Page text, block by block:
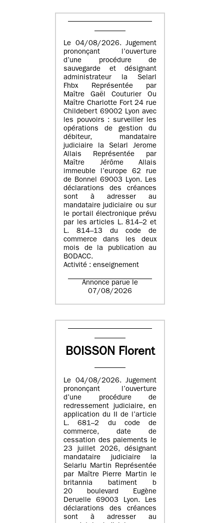
Le 04/08/2026. Jugement
prononçant l’ouverture
d’une procédure de
sauvegarde et désignant
administrateur la Selarl
Fhbx Représentée par
Maître Gaël Couturier Ou
Maître Charlotte Fort 24 rue
Childebert 69002 Lyon avec
les pouvoirs : surveiller les
opérations de gestion du
débiteur, mandataire
judiciaire la Selarl Jerome
Allais Représentée par
Maître Jérôme Allais
immeuble l’europe 62 rue
de Bonnel 69003 Lyon. Les
déclarations des créances
sont à adresser au
mandataire judiciaire ou sur
le portail électronique prévu
par les articles L. 814–2 et
L. 814–13 du code de
commerce dans les deux
mois de la publication au
BODACC.
Activité : enseignement
Annonce parue le
07/08/2026
BOISSON Florent
Le 04/08/2026. Jugement
prononçant l’ouverture
d’une procédure de
redressement judiciaire, en
application du II de l’article
L. 681–2 du code de
commerce, date de
cessation des paiements le
23 juillet 2026, désignant
mandataire judiciaire la
Selarlu Martin Représentée
par Maître Pierre Martin le
britannia batiment b
20 boulevard Eugène
Deruelle 69003 Lyon. Les
déclarations des créances
sont à adresser au